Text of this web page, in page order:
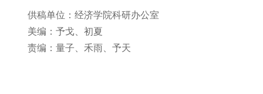
供稿单位：经济学院科研办公室
美编：予戈、初夏
责编：量子、禾雨、予天